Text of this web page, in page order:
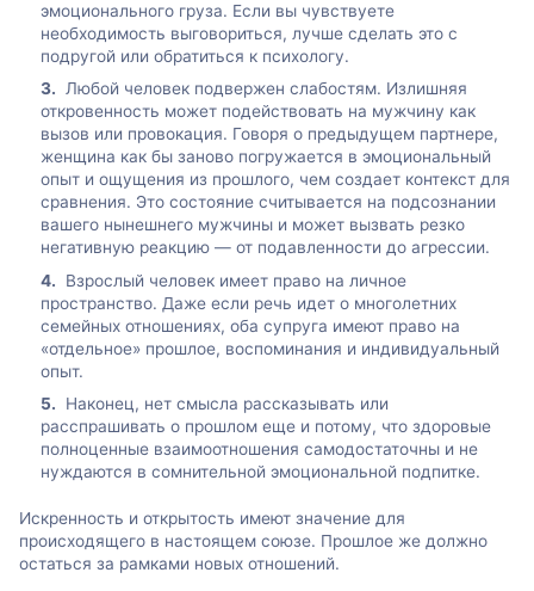
эмоционального груза. Если вы чувствуете
необходимость выговориться, лучше сделать это с
подругой или обратиться к психологу.
Любой человек подвержен слабостям. Излишняя
откровенность может подействовать на мужчину как
вызов или провокация. Говоря о предыдущем партнере,
женщина как бы заново погружается в эмоциональный
опыт и ощущения из прошлого, чем создает контекст для
сравнения. Это состояние считывается на подсознании
вашего нынешнего мужчины и может вызвать резко
негативную реакцию — от подавленности до агрессии.
Взрослый человек имеет право на личное
пространство. Даже если речь идет о многолетних
семейных отношениях, оба супруга имеют право на
«отдельное» прошлое, воспоминания и индивидуальный
опыт.
Наконец, нет смысла рассказывать или
расспрашивать о прошлом еще и потому, что здоровые
полноценные взаимоотношения самодостаточны и не
нуждаются в сомнительной эмоциональной подпитке.
Искренность и открытость имеют значение для
происходящего в настоящем союзе. Прошлое же должно
остаться за рамками новых отношений.